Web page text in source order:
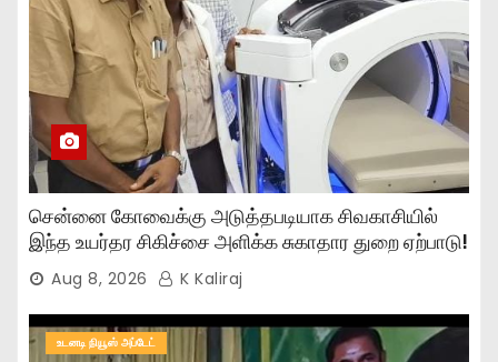
சென்னை கோவைக்கு அடுத்தபடியாக சிவகாசியில்
இந்த உயர்தர சிகிச்சை அளிக்க சுகாதார துறை ஏற்பாடு!
Aug 8, 2026 K Kaliraj
உடனடி நியூஸ் அப்டேட்